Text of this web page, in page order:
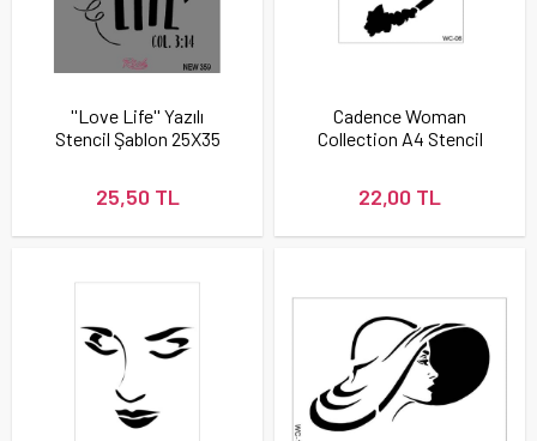
''Love Life'' Yazılı
Stencil Şablon 25X35
25,50 TL
Cadence Woman
Collection A4 Stencil
22,00 TL